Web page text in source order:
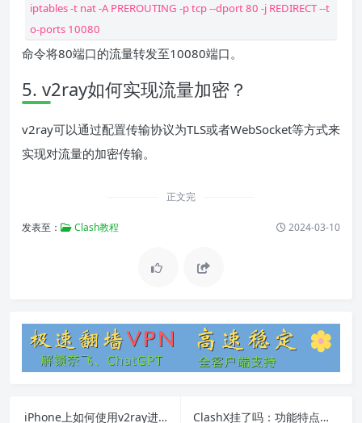
iptables -t nat -A PREROUTING -p tcp --dport 80 -j REDIRECT --t
o-ports 10080
命令将80端口的流量转发至10080端口。
5. v2ray如何实现流量加密？
v2ray可以通过配置传输协议为TLS或者WebSocket等方式来
实现对流量的加密传输。
正文完
发表至： Clash教程 2024-03-10
iPhone上如何使用v2ray进行科学上网 ClashX挂了吗：功能特点、解决方法及常见问题详解